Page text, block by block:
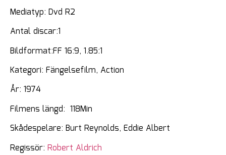
Mediatyp: Dvd R2
Antal discar:1
Bildformat:FF 16:9, 1.85:1
Kategori: Fängelsefilm, Action
År: 1974
Filmens längd: 118Min
Skådespelare: Burt Reynolds, Eddie Albert
Regissör: Robert Aldrich